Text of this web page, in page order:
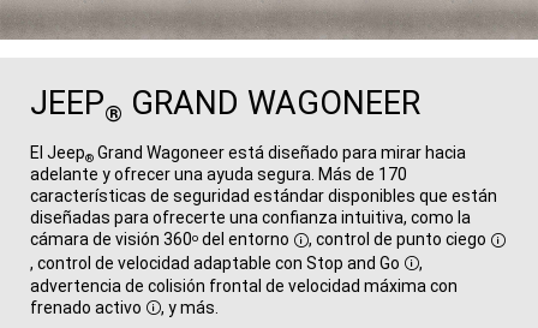
JEEP® GRAND WAGONEER
El Jeep® Grand Wagoneer está diseñado para mirar hacia
adelante y ofrecer una ayuda segura. Más de 170
características de seguridad estándar disponibles que están
diseñadas para ofrecerte una confianza intuitiva, como la
cámara de visión 360o del entorno
Disclosure
, control de punto ciego
, control de velocidad adaptable con Stop and Go
Disclosure
,
advertencia de colisión frontal de velocidad máxima con
frenado activo
Disclosure
, y más.